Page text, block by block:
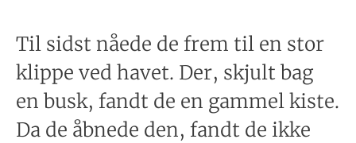
Til sidst nåede de frem til en stor
klippe ved havet. Der, skjult bag
en busk, fandt de en gammel kiste.
Da de åbnede den, fandt de ikke